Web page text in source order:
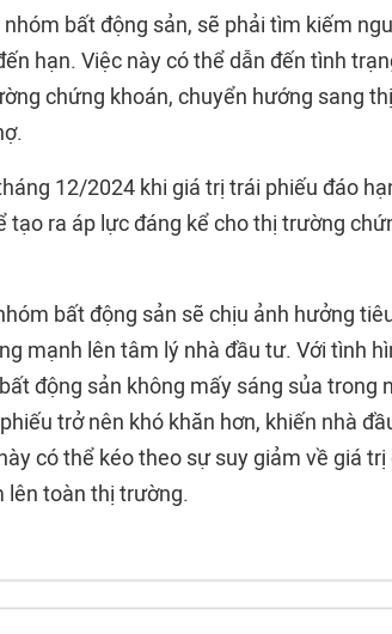
bất động sản, sẽ phải tìm kiếm
hạn. Việc này có thể dẫn đến tình
chứng khoán, chuyển hướng sang
12/2024 khi giá trị trái phiếu đáo
tạo ra áp lực đáng kể cho thị trường
bất động sản sẽ chịu ảnh hưởng
mạnh lên tâm lý nhà đầu tư. Với tình
động sản không mấy sáng sủa trong
trở nên khó khăn hơn, khiến nhà
có thể kéo theo sự suy giảm về giá trị
lên toàn thị trường.